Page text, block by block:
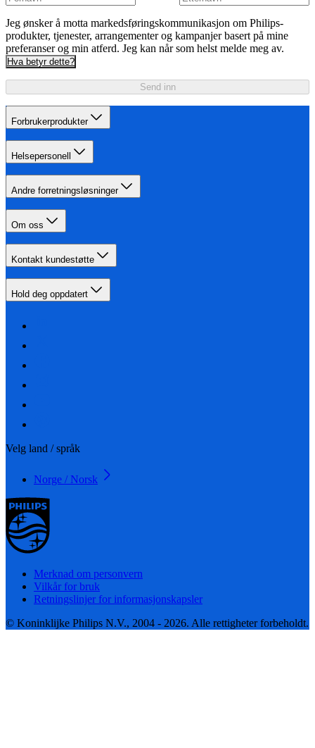
Jeg ønsker å motta markedsføringskommunikasjon om Philips-
produkter, tjenester, arrangementer og kampanjer basert på mine
preferanser og min atferd. Jeg kan når som helst melde meg av.
Hva betyr dette?
Send inn
Forbrukerprodukter
Helsepersonell
Andre forretningsløsninger
Om oss
Kontakt kundestøtte
Hold deg oppdatert
Velg land / språk
Norge / Norsk
Merknad om personvern
Vilkår for bruk
Retningslinjer for informasjonskapsler
© Koninklijke Philips N.V., 2004 - 2026. Alle rettigheter forbeholdt.